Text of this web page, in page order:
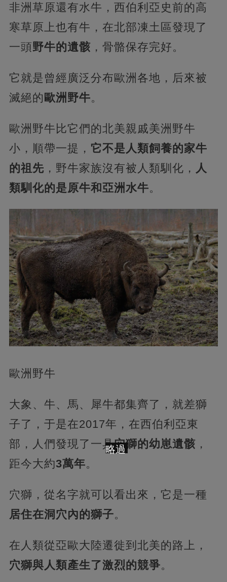
非洲草原還有水牛，西伯利亞史前的高
寒草原上也有牛，在北部凍土區發現了
一頭野牛的遺骸 ，骨骼保存完好。
它就是曾經廣泛分布歐洲各地，后來被
滅絕的 歐洲野牛。
歐洲野牛比它們的北美親戚美洲野牛
小，順帶一提， 它不是人類飼養的家牛
的祖先 ，野牛家族沒有被人類馴化， 人
類馴化的是原牛和亞洲水牛。
歐洲野牛
大象、牛、馬、犀牛都集齊了，就差獅
子了，于是在2017年，在西伯利亞東
部，人們發現了一具穴獅的幼崽遺骸 ，
距今大約3萬年。
穴獅，從名字就可以看出來，它是一種
居住在洞穴內的獅子。
在人類從亞歐大陸遷徙到北美的路上，
穴獅與人類產生了激烈的競爭。
略過